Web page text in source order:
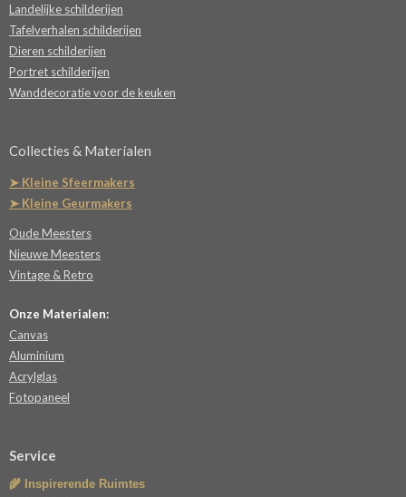
Landelijke schilderijen
Tafelverhalen schilderijen
Dieren schilderijen
Portret schilderijen
Wanddecoratie voor de keuken
Collecties & Materialen
➤ Kleine Sfeermakers
➤ Kleine Geurmakers
Oude Meesters
Nieuwe Meesters
Vintage & Retro
Onze Materialen:
Canvas
Aluminium
Acrylglas
Fotopaneel
Service
🌾 Inspirerende Ruimtes